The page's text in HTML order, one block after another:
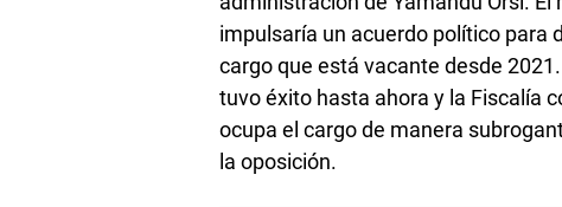
impulsaría un acuerdo político para
cargo que está vacante desde
tuvo éxito hasta ahora y la Fiscalía
ocupa el cargo de manera
la oposición.